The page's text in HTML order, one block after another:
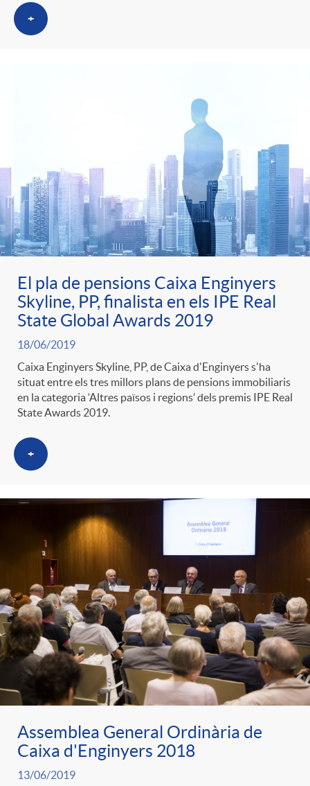
+
El pla de pensions Caixa Enginyers
Skyline, PP, finalista en els IPE Real
State Global Awards 2019
18/06/2019
Caixa Enginyers Skyline, PP, de Caixa d'Enginyers s'ha
situat entre els tres millors plans de pensions immobiliaris
en la categoria ‘Altres països i regions’ dels premis IPE Real
State Awards 2019.
+
Assemblea General Ordinària de
Caixa d'Enginyers 2018
13/06/2019